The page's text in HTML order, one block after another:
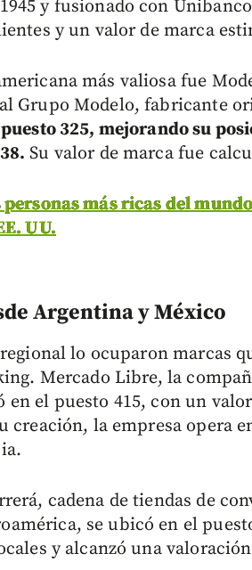
y fusionado con
y un valor de marca
más valiosa fue
Grupo Modelo, fabricante
325, mejorando su
Su valor de marca fue
personas más ricas del
UU.
Argentina y México
lo ocuparon marcas
Mercado Libre, la
el puesto 415, con un valor
creación, la empresa opera
cadena de tiendas de
se ubicó en el
y alcanzó una